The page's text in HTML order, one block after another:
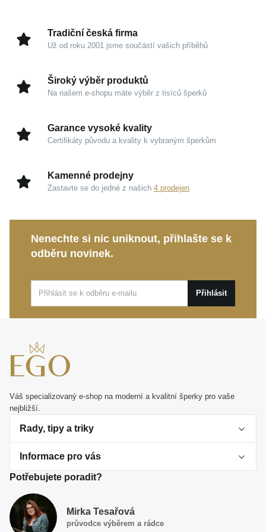
jiskru a ženskou lehkost.
Kombinace 14karátového zlata (585/1000):
hodnotu, která nikdy nevyjde z módy.
celého šperku.
Tento výjimečný kousek je ideální volbou pro
Tradiční česká firma
Už od roku 2001 jsme součástí vašich příběhů
Široký výběr produktů
Na našem e-shopu máte výběr z tisíců šperků
Garance vysoké kvality
Certifikáty původu a kvality k vybraným šperkům
Kamenné prodejny
Zastavte se do jedné z našich 4 prodejen
Nenechte si nic uniknout, přihlašte se k
odběru novinek.
Přihlásit
Váš specializovaný e-shop na moderní a kvalitní šperky pro vaše
nejbližší.
Rady, tipy a triky
O perlách
Jak vybrat perlový šperk
Dárková inspirace
Informace pro vás
Obchodní podmínky
Potřebujete poradit?
Mirka Tesařová
průvodce výběrem a rádce